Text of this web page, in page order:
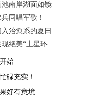
南岸湖面如镜
同唱军歌！
治愈系的夏日
绝美“土星环
始
碌充实！
好有意境